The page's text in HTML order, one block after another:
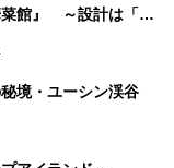
日本最古のエレベーターがある『東華菜館』 ～設計は「天皇を守ったアメリカ人」Ｗ・ヴォーリズ～
境・ユーシン渓谷